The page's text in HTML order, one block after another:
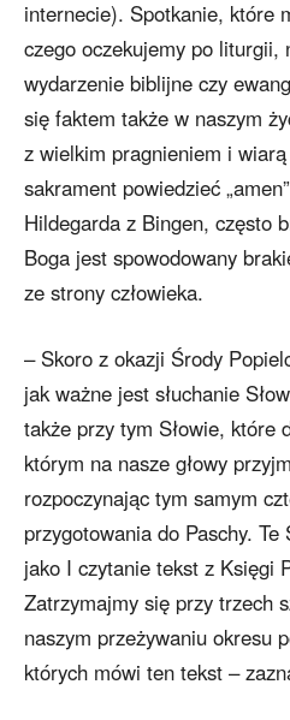
internecie). Spotkanie, które
czego oczekujemy po liturgii,
wydarzenie biblijne czy
się faktem także w naszym
z wielkim pragnieniem i
sakrament powiedzieć
Hildegarda z Bingen, często
Boga jest spowodowany
ze strony człowieka.
– Skoro z okazji Środy
jak ważne jest słuchanie
także przy tym Słowie, które
którym na nasze głowy
rozpoczynając tym samym
przygotowania do Paschy. Te
jako I czytanie tekst z Księgi
Zatrzymajmy się przy trzech
naszym przeżywaniu okresu
których mówi ten tekst –